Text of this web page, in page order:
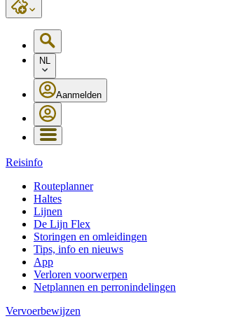
NL
Aanmelden
Reisinfo
Routeplanner
Haltes
Lijnen
De Lijn Flex
Storingen en omleidingen
Tips, info en nieuws
App
Verloren voorwerpen
Netplannen en perronindelingen
Vervoerbewijzen